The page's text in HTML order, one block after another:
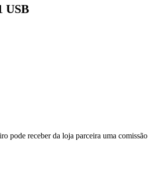
USB
pode receber da loja parceira uma comissão